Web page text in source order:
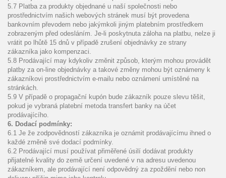
5.7 Platba za produkty objednané u naší společnosti nebo
prostřednictvím našich webových stránek musí být provedena
bankovním převodem nebo jakýmkoli jiným platebním prostředkem
zobrazeným před odesláním. Je-li poskytnuta záloha na platbu, nelze ji
vrátit po lhůtě 15 dnů v případě zrušení objednávky ze strany
zákazníka jako kompenzaci.
5.8 Prodávající may kdykoliv změnit způsob, kterým mohou provádět
platby za on-line objednávky a takové změny mohou být oznámeny k
zákazníkovi prostřednictvím e-mailu nebo oznámení umístěné na
stránkách.
5.9 V případě o propagační kupón bude zákazník pouze slevu těšit,
pokud je vybraná platební metoda transfert banky na účet
prodávajícího.
6. Dodací podmínky:
6.1 Je že zodpovědností zákazníka je oznámit prodávajícímu ihned o
každé změně své dodací podmínky.
6.2 Prodávající musí používat přiměřené úsilí dodávat produkty
přijatelné kvality do země určení uvedené v na adresu uvedenou
zákazníkem, ale prodávající není odpovědný za zpoždění nebo non